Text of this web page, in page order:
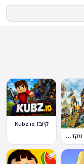
לגו צ'ימה מקדש האריות
קיובז Kubz.io